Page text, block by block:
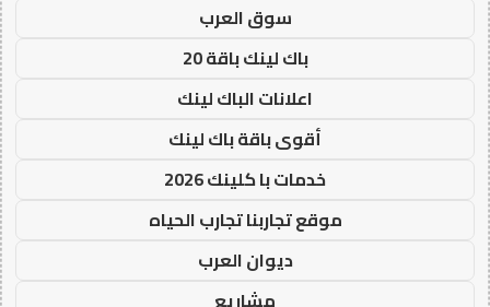
سوق العرب
باك لينك باقة 20
اعلانات الباك لينك
أقوى باقة باك لينك
خدمات با كلينك 2026
موقع تجاربنا تجارب الحياه
ديوان العرب